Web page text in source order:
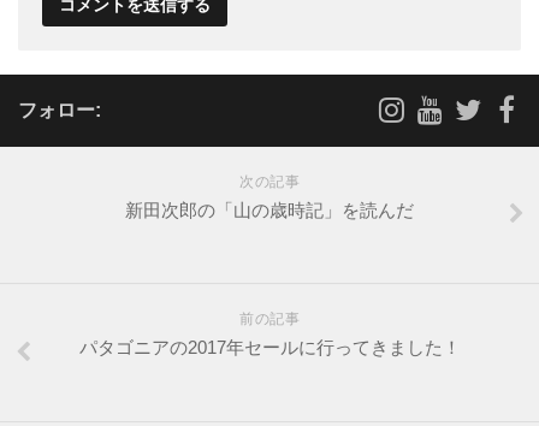
フォロー:
次の記事
新田次郎の「山の歳時記」を読んだ
前の記事
パタゴニアの2017年セールに行ってきました！